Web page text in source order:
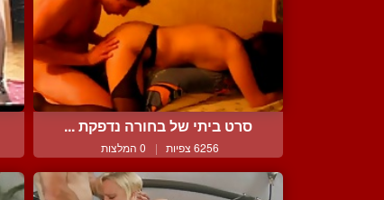
סרט ביתי של בחורה נדפקת ...
6256 צפיות | 0 המלצות